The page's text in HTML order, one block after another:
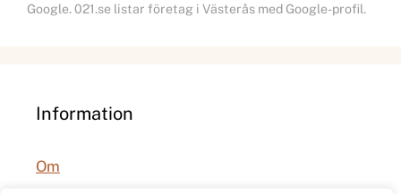
Google. 021.se listar företag i Västerås med Google-profil.
Information
Om